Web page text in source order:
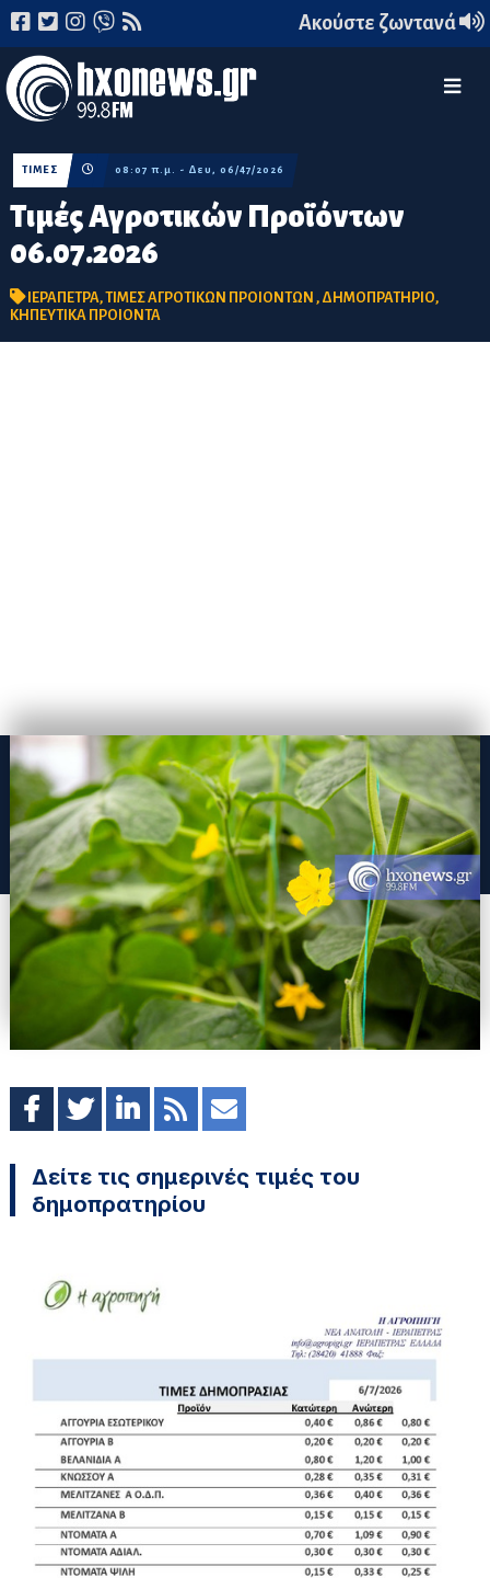
Ακούστε ζωντανά
Τιμές Αγροτικών Προϊόντων
06.07.2026
ΤΙΜΕΣ 08:07 π.μ. - Δευ, 06/47/2026
ΙΕΡΑΠΕΤΡΑ,ΤΙΜΕΣ ΑΓΡΟΤΙΚΩΝ ΠΡΟΙΟΝΤΩΝ , ΔΗΜΟΠΡΑΤΗΡΙΟ,
ΚΗΠΕΥΤΙΚΑ ΠΡΟΙΟΝΤΑ
Δείτε τις σημερινές τιμές του
δημοπρατηρίου